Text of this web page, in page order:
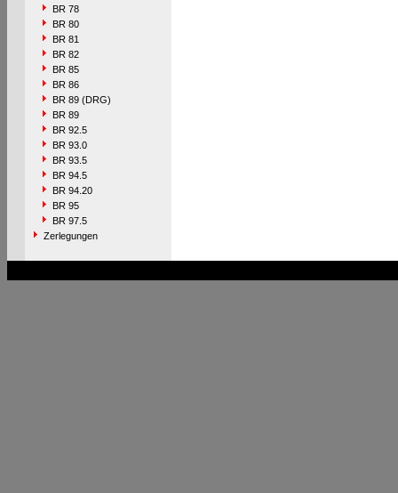
BR 78
BR 80
BR 81
BR 82
BR 85
BR 86
BR 89 (DRG)
BR 89
BR 92.5
BR 93.0
BR 93.5
BR 94.5
BR 94.20
BR 95
BR 97.5
Zerlegungen